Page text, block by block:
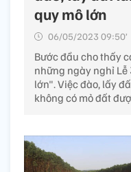
quy mô lớn
06/05/2023 09:50’
Bước đầu cho thấy
những ngày nghỉ
lớn". Việc đào, lấy
không có mỏ đất